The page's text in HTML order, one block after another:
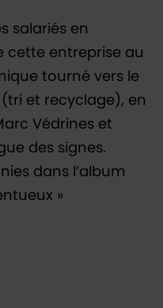
salariés en
cette entreprise au
tourné vers le
et recyclage), en
Védrines et
des signes.
dans l’album
»